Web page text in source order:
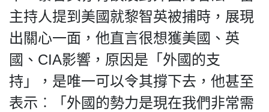
登記支持
主持人提到美國就黎智英被捕時，展現
出關心一面，他直言很想獲美國、英
國、CIA影響，原因是「外國的支
持」，是唯一可以令其撐下去，他甚至
表示︰「外國的勢力是現在我們非常需